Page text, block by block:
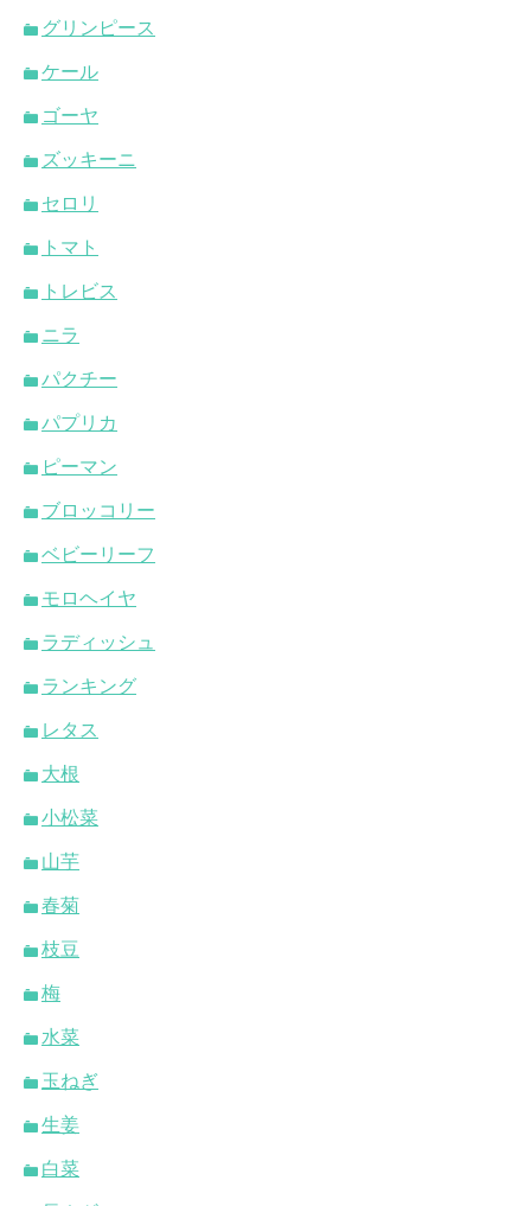
グリンピース
ケール
ゴーヤ
ズッキーニ
セロリ
トマト
トレビス
ニラ
パクチー
パプリカ
ピーマン
ブロッコリー
ベビーリーフ
モロヘイヤ
ラディッシュ
ランキング
レタス
大根
小松菜
山芋
春菊
枝豆
梅
水菜
玉ねぎ
生姜
白菜